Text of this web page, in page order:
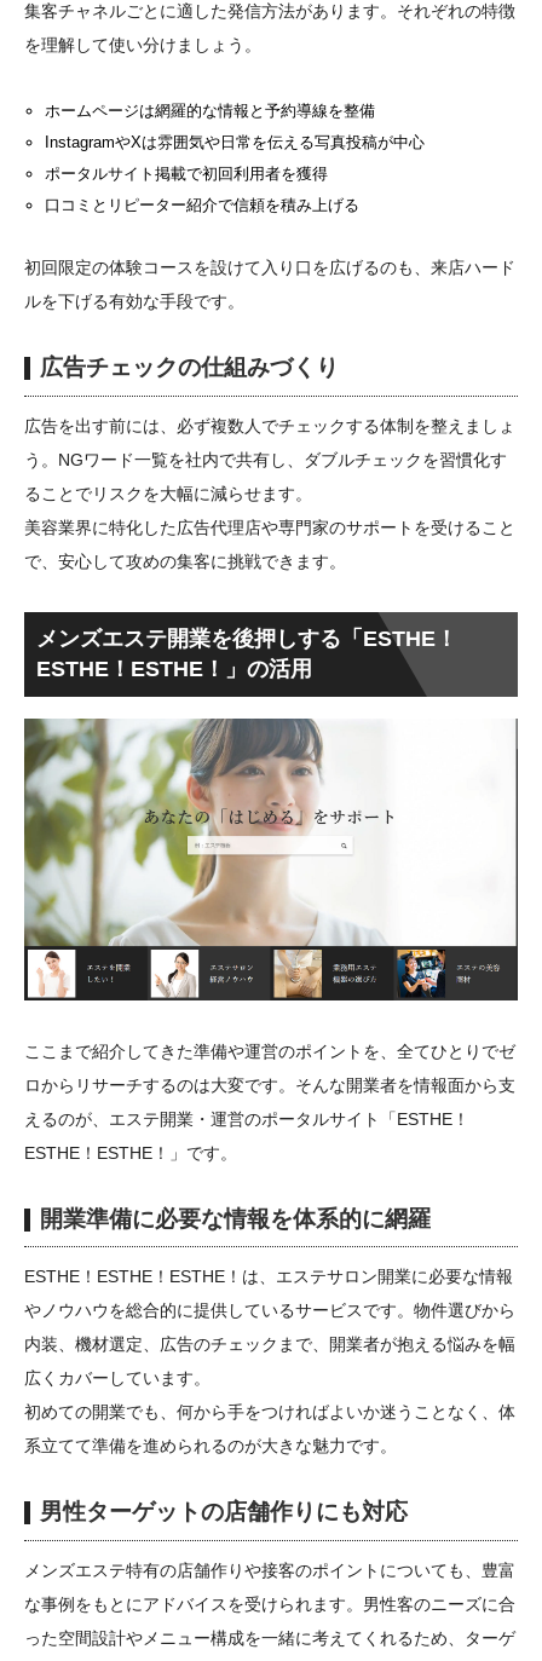
集客チャネルごとに適した発信方法があります。それぞれの特徴
を理解して使い分けましょう。
ホームページは網羅的な情報と予約導線を整備
InstagramやXは雰囲気や日常を伝える写真投稿が中心
ポータルサイト掲載で初回利用者を獲得
口コミとリピーター紹介で信頼を積み上げる
初回限定の体験コースを設けて入り口を広げるのも、来店ハード
ルを下げる有効な手段です。
広告チェックの仕組みづくり
広告を出す前には、必ず複数人でチェックする体制を整えましょ
う。NGワード一覧を社内で共有し、ダブルチェックを習慣化す
ることでリスクを大幅に減らせます。
美容業界に特化した広告代理店や専門家のサポートを受けること
で、安心して攻めの集客に挑戦できます。
メンズエステ開業を後押しする「ESTHE！
ESTHE！ESTHE！」の活用
ここまで紹介してきた準備や運営のポイントを、全てひとりでゼ
ロからリサーチするのは大変です。そんな開業者を情報面から支
えるのが、エステ開業・運営のポータルサイト「ESTHE！
ESTHE！ESTHE！」です。
開業準備に必要な情報を体系的に網羅
ESTHE！ESTHE！ESTHE！は、エステサロン開業に必要な情報
やノウハウを総合的に提供しているサービスです。物件選びから
内装、機材選定、広告のチェックまで、開業者が抱える悩みを幅
広くカバーしています。
初めての開業でも、何から手をつければよいか迷うことなく、体
系立てて準備を進められるのが大きな魅力です。
男性ターゲットの店舗作りにも対応
メンズエステ特有の店舗作りや接客のポイントについても、豊富
な事例をもとにアドバイスを受けられます。男性客のニーズに合
った空間設計やメニュー構成を一緒に考えてくれるため、ターゲ